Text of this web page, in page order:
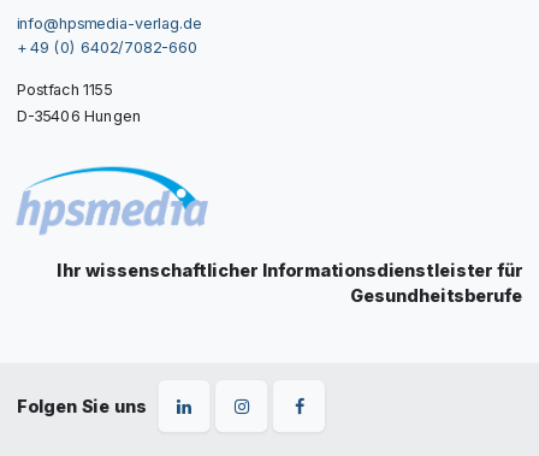
info@hpsmedia-verlag.de
+ 49 (0) 6402/7082-660
Postfach 1155
D-35406 Hungen
Ihr wissenschaftlicher Informationsdienstleister für
Gesundheitsberufe
Folgen Sie uns